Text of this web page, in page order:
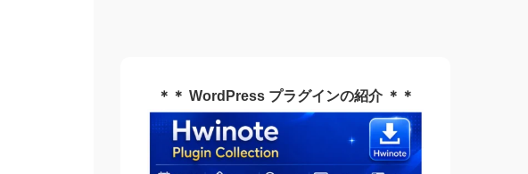
＊＊ WordPress プラグインの紹介 ＊＊